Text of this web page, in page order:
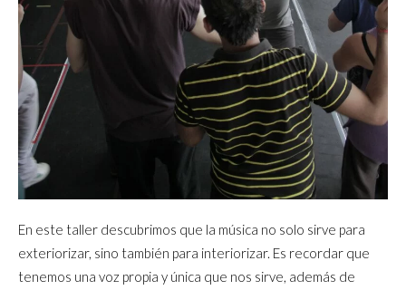
En este taller descubrimos que la música no solo sirve para
exteriorizar, sino también para interiorizar. Es recordar que
tenemos una voz propia y única que nos sirve, además de